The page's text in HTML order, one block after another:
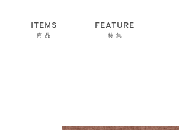
ITEMS
商 品
FEATURE
特 集